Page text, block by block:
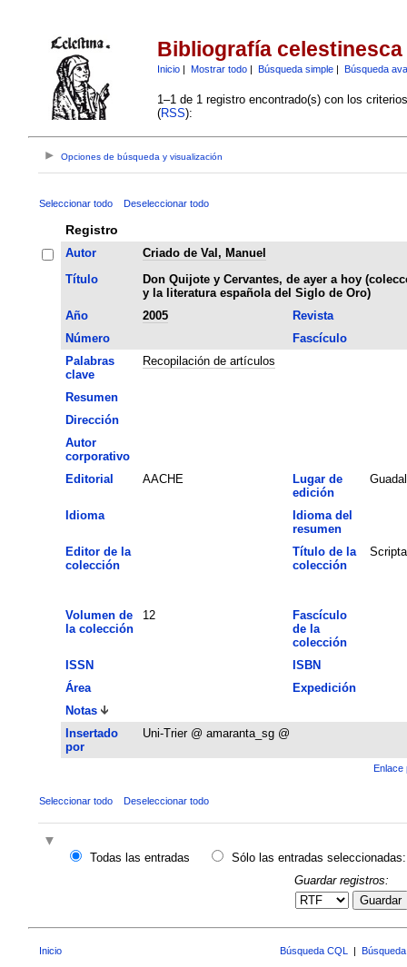
Bibliografía celestinesca
Inicio| Mostrar todo| Búsqueda simple| Búsqueda
1–1 de 1 registro encontrado(s) con los
(RSS):
Opciones de búsqueda y visualización
Seleccionar todo Deseleccionar todo
Registro
Autor
Criado de Val, Manuel
Título
Don Quijote y Cervantes, de ayer a hoy
y la literatura española del Siglo de Oro)
Año
2005
Revista
Número
Fascículo
Palabras
clave
Recopilación de artículos
Resumen
Dirección
Autor
corporativo
Editorial
AACHE
Lugar de
edición
Idioma
Idioma del
resumen
Editor de la
colección
Título de la
colección
Volumen de
la colección
12
Fascículo
de la
colección
ISSN
ISBN
Área
Expedición
Notas
Insertado
por
Uni-Trier @ amaranta_sg @
Enlace
Seleccionar todo Deseleccionar todo
Todas las entradas
Sólo las entradas seleccionadas:
Guardar registros:
Guardar
Inicio Búsqueda CQL